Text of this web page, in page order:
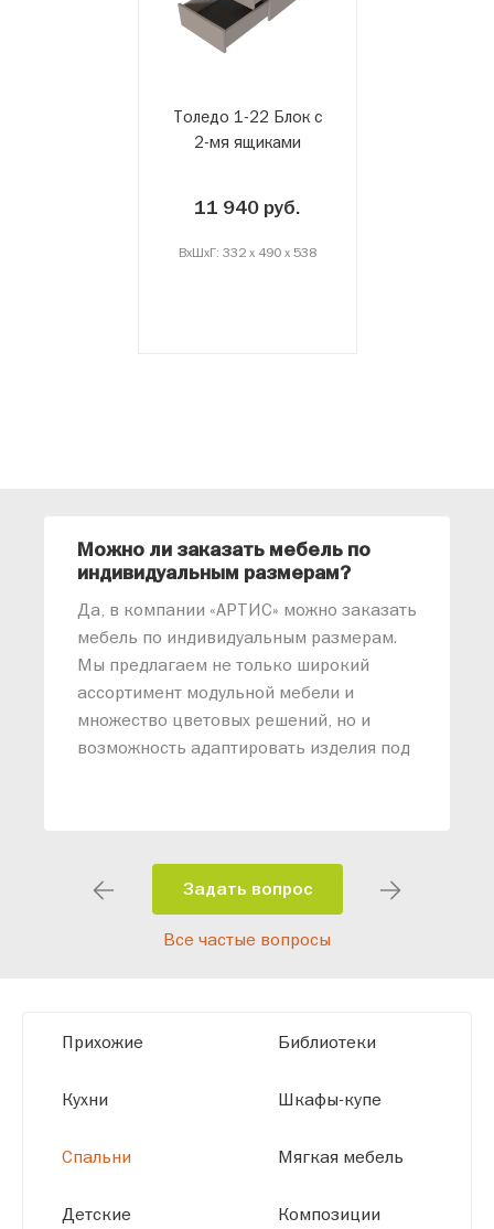
Толедо 1-22 Блок с
2-мя ящиками
11 940 руб.
ВxШxГ: 332 x 490 x 538
Можно ли заказать мебель по
индивидуальным размерам?
Да, в компании «АРТИС» можно заказать
мебель по индивидуальным размерам.
Мы предлагаем не только широкий
ассортимент модульной мебели и
множество цветовых решений, но и
возможность адаптировать изделия под
помещения и личные пожелания.
Благодаря современному
высокотехнологичному оборудованию
размерам.
Задать вопрос
Все частые вопросы
Прихожие
Кухни
Спальни
Детские
Библиотеки
Шкафы-купе
Мягкая мебель
Композиции